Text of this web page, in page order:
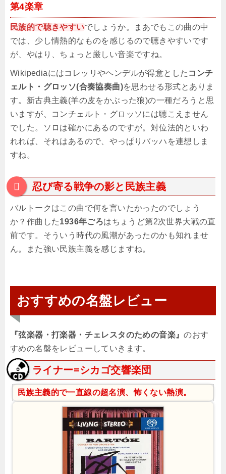
第4楽章
民族的で聴きやすいでしょうか。まあでもこの曲の中
では、少し情熱的なものを感じるので聴きやすいです
が、やはり、ちょっと厳しい音楽ですね。
Wikipediaにはコレッリやヘンデルが得意とした コンチ
ェルト・グロッソ(合奏協奏曲)を思わせる形式とありま
す。新古典主義(羊の皮をかぶった狼)の一種だろうと思
いますが、コンチェルト・グロッソには聴こえません
でした。ソロは確かにあるのですが。対位法的といわ
れれば、それはあるので、やっぱりバッハを連想しま
すね。
忍び寄る戦争の影と民族主義
バルトークはこの曲で何を言いたかったのでしょう
か？作曲した1936年ごろはちょうど第2次世界大戦の直
前です。そういう時代の風潮があったのかも知れませ
ん。また強い民族主義を感じますね。
おすすめの名盤レビュー
『弦楽器・打楽器・チェレスタのための音楽』のおす
すめの名盤をレビューしていきます。
ライナー=シカゴ交響楽団
民族主義的で一直線の超名演、怖くない熱演。